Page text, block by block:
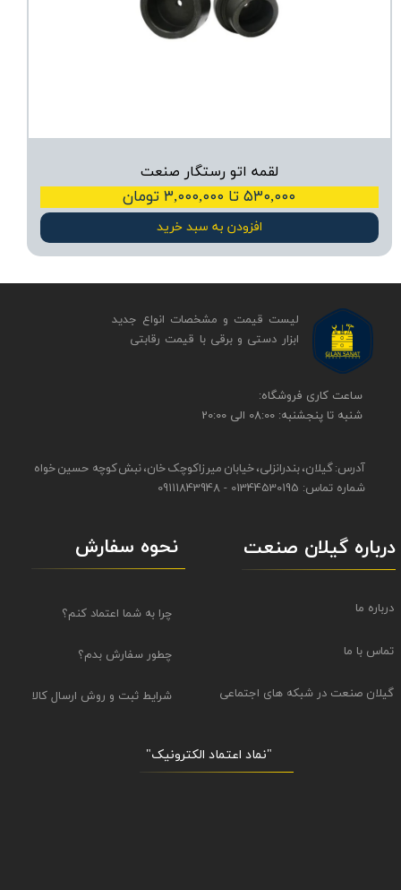
لقمه اتو رستگار صنعت
۵۳۰,۰۰۰ تا ۳,۰۰۰,۰۰۰ تومان
افزودن به سبد خرید
​​ساعت کاری فروشگاه:
شنبه تا پنجشنبه: 08:00 الی 20:00
آدرس: گیلان، بندرانزلی، خیابان میرزاکوچک خان، نبش کوچه حسین خواه
شماره تماس: 01344530195 - 09111843948
لیست قیمت و مشخصات انواع جدید
ابزار دستی و برقی ​​​​​​​با قیمت رقابتی
نحوه سفارش
چرا به شما اعتماد کنم؟
چطور سفارش بدم؟
شرایط ثبت و روش ارسال کالا
"نماد اعتماد الکترونیک​​​​​​​"
درباره گیلان صنعت
درباره ما
تماس با ما
گیلان صنعت در شبکه های اجتماعی